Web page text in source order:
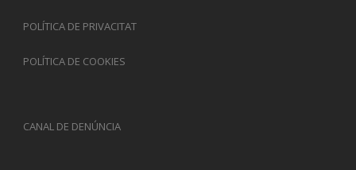
POLÍTICA DE PRIVACITAT
POLÍTICA DE COOKIES
CANAL DE DENÚNCIA